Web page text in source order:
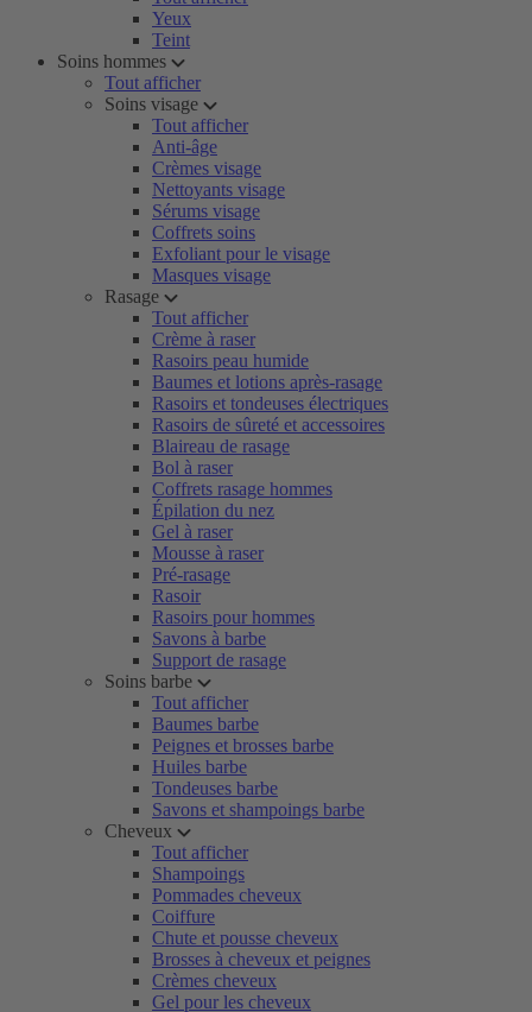
Yeux
Teint
Soins hommes
Tout afficher
Soins visage
Tout afficher
Anti-âge
Crèmes visage
Nettoyants visage
Sérums visage
Coffrets soins
Exfoliant pour le visage
Masques visage
Rasage
Tout afficher
Crème à raser
Rasoirs peau humide
Baumes et lotions après-rasage
Rasoirs et tondeuses électriques
Rasoirs de sûreté et accessoires
Blaireau de rasage
Bol à raser
Coffrets rasage hommes
Épilation du nez
Gel à raser
Mousse à raser
Pré-rasage
Rasoir
Rasoirs pour hommes
Savons à barbe
Support de rasage
Soins barbe
Tout afficher
Baumes barbe
Peignes et brosses barbe
Huiles barbe
Tondeuses barbe
Savons et shampoings barbe
Cheveux
Tout afficher
Shampoings
Pommades cheveux
Coiffure
Chute et pousse cheveux
Brosses à cheveux et peignes
Crèmes cheveux
Gel pour les cheveux